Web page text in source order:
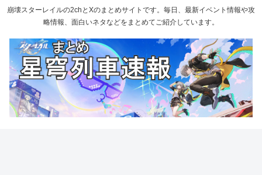
崩壊スターレイルの2chとXのまとめサイトです。毎日、最新イベント情報や攻
略情報、面白いネタなどをまとめてご紹介しています。